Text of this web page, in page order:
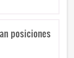
posiciones